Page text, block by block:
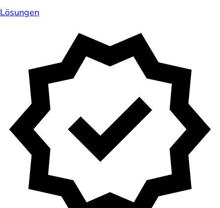
Lösungen